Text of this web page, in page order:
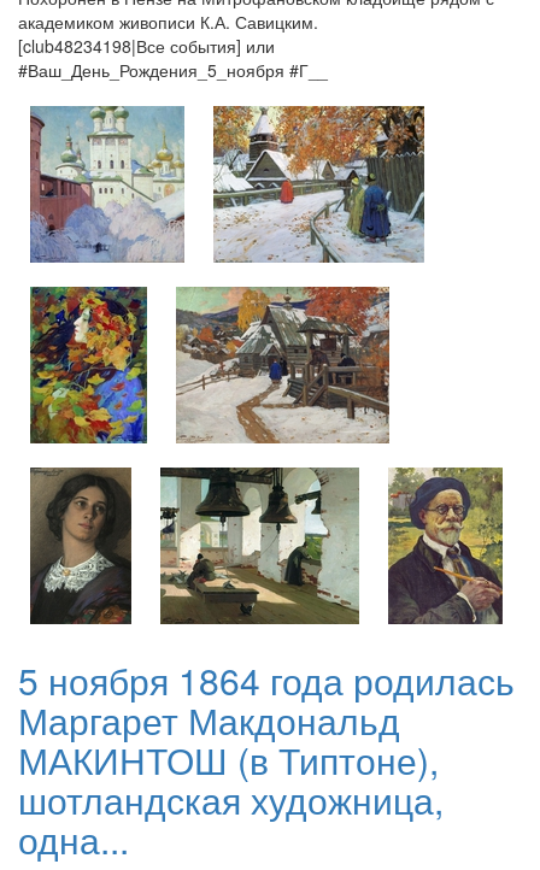
академиком живописи К.А. Савицким.
[club48234198|Все события] или
#Ваш_День_Рождения_5_ноября #Г__
5 ноября 1864 года родилась
Маргарет Макдональд
МАКИНТОШ (в Типтоне),
шотландская художница,
одна...